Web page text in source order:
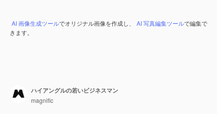
AI 画像生成ツールでオリジナル画像を作成し、 AI 写真編集ツールで編集で
きます。
ハイアングルの若いビジネスマン
magnific